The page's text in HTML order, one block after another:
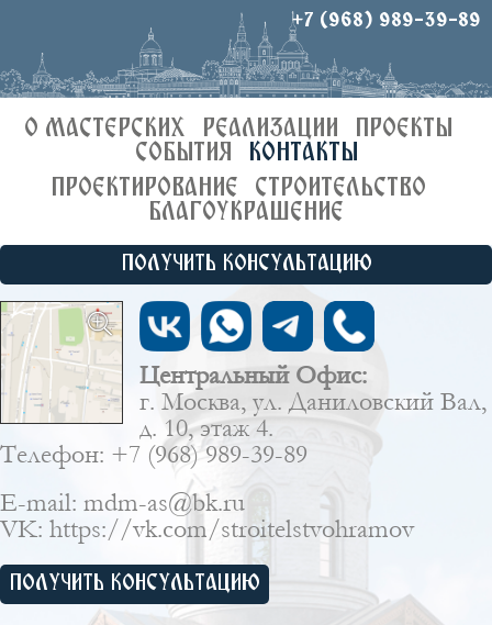
+7 (968) 989-39-89
О МАСТЕРСКИХ РЕАЛИЗАЦИИ
ПРОЕКТЫ
СОБЫТИЯ
КОНТАКТЫ
ПРОЕКТИРОВАНИЕ
СТРОИТЕЛЬСТВО
БЛАГОУКРАШЕНИЕ
ПОЛУЧИТЬ КОНСУЛЬТАЦИЮ
Центральный Офис:
г. Москва, ул. Даниловский Вал,
д. 10, этаж 4.
Телефон: +7 (968) 989-39-89
Е-mail: mdm-as@bk.ru
VK: https://vk.com/stroitelstvohramov
ПОЛУЧИТЬ КОНСУЛЬТАЦИЮ